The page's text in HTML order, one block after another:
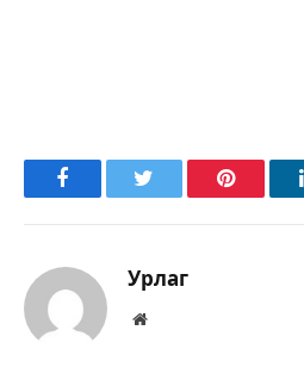
FacebookTwitter Pinterest
Урлаг
Вэбсайт